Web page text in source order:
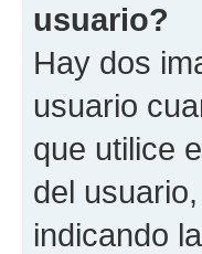
usuario?
Hay dos
usuario
que utilice
del
indicando